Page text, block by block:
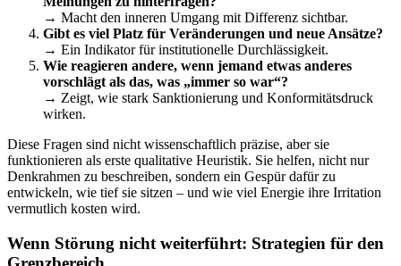
→ Macht den inneren Umgang mit Differenz sichtbar.
Gibt es viel Platz für Veränderungen und neue Ansätze?
→ Ein Indikator für institutionelle Durchlässigkeit.
Wie reagieren andere, wenn jemand etwas anderes
vorschlägt als das, was „immer so war“?
→ Zeigt, wie stark Sanktionierung und Konformitätsdruck
wirken.
Diese Fragen sind nicht wissenschaftlich präzise, aber sie
funktionieren als erste qualitative Heuristik. Sie helfen, nicht nur
Denkrahmen zu beschreiben, sondern ein Gespür dafür zu
entwickeln, wie tief sie sitzen – und wie viel Energie ihre Irritation
vermutlich kosten wird.
Wenn Störung nicht weiterführt: Strategien für den